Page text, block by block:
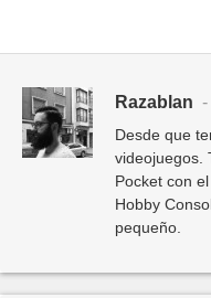
Razablan -
Desde que
videojuegos.
Pocket con
Hobby
pequeño.